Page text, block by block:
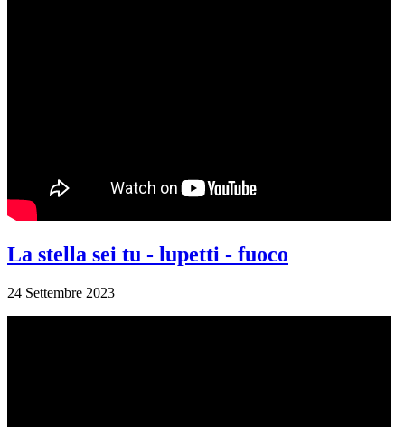
La stella sei tu - lupetti - fuoco
24 Settembre 2023